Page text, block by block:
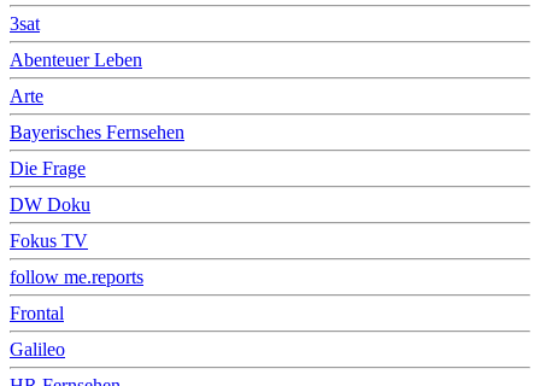
3sat
Abenteuer Leben
Arte
Bayerisches Fernsehen
Die Frage
DW Doku
Fokus TV
follow me.reports
Frontal
Galileo